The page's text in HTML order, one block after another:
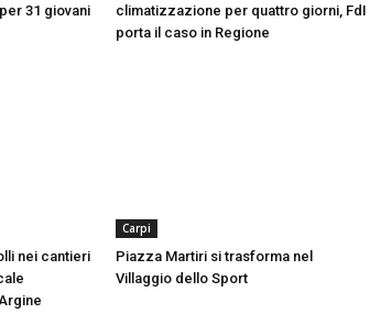
31 giovani
climatizzazione per quattro giorni, FdI
porta il caso in Regione
nei cantieri
Carpi
Piazza Martiri si trasforma nel
Villaggio dello Sport